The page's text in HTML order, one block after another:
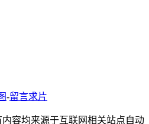
-留言求片
容均来源于互联网相关站点自动